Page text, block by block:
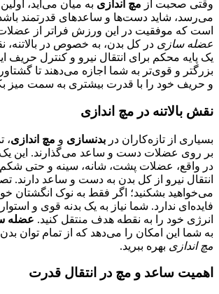
وقتی صحبت از مچ اندازی به میان می‌آید،
می‌رسد، شاید دست‌ها و ساعدهای قدرتمند
است که موفقیت در این ورزش فراتر از
عضله سازی در کل بدن، به خصوص در بالاتنه،
یک پایه محکم برای انتقال نیرو و کنترل حریف
بزرگتر و قوی‌تر به شما اجازه می‌دهند تا
و حریف خود را با قدرت بیشتری به سمت میز
نقش بالاتنه در مچ اندازی
بسیاری از تازه‌کاران در بدنسازی و مچ اندازی،
بر روی عضلات دست و ساعد می‌گذارند. این یک
در واقع، عضلات پشت، شانه، سینه و حتی
انتقال نیرو از کل بدن به دست و ساعد دارند.
می‌خواهید بشکنید؛ اگر فقط به نوک انگشتان
فایده‌ای ندارد. شما نیاز به یک بدنه قوی و استوار
انرژی خود را به نقطه هدف منتقل کنید. عضله
به شما این امکان را می‌دهد که از تمام توان
مچ اندازی بهره ببرید.
اهمیت ساعد و مچ در انتقال قدرت